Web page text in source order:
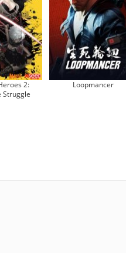
2:
Struggle
Loopmancer